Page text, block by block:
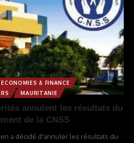
ECONOMIES & FINANCE
MAURITANIE
annulent les résultats du
de la CNSS
a décidé d'annuler les résultats du